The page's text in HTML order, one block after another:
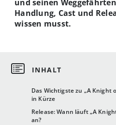
Das Wichtigste zu „A Knight
in Kürze
Release: Wann läuft „A
an?
und seinen
Handlung, Cast und
wissen musst.